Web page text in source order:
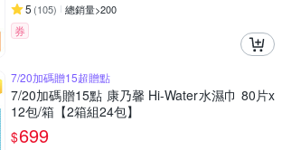
5 (105) 總銷量>200
券
7/20加碼贈15超贈點
7/20加碼贈15點 康乃馨 Hi-Water水濕巾 80片x
12包/箱【2箱組24包】
$699